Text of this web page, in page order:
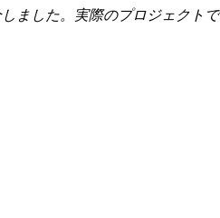
ました。実際のプロジェク